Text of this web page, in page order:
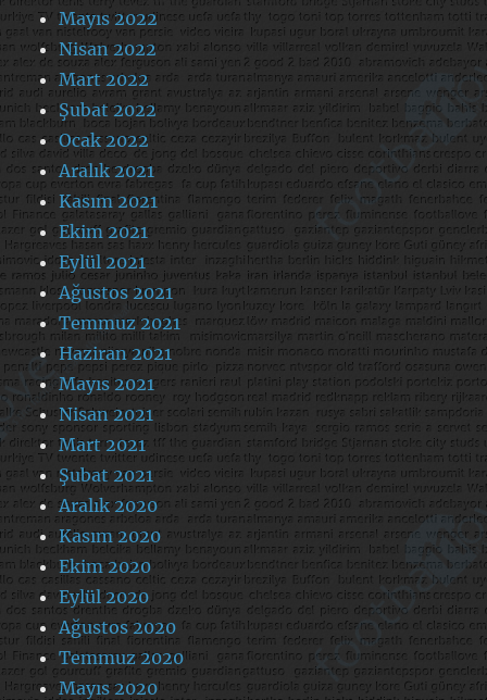
Mayıs 2022
Nisan 2022
Mart 2022
Şubat 2022
Ocak 2022
Aralık 2021
Kasım 2021
Ekim 2021
Eylül 2021
Ağustos 2021
Temmuz 2021
Haziran 2021
Mayıs 2021
Nisan 2021
Mart 2021
Şubat 2021
Aralık 2020
Kasım 2020
Ekim 2020
Eylül 2020
Ağustos 2020
Temmuz 2020
Mayıs 2020